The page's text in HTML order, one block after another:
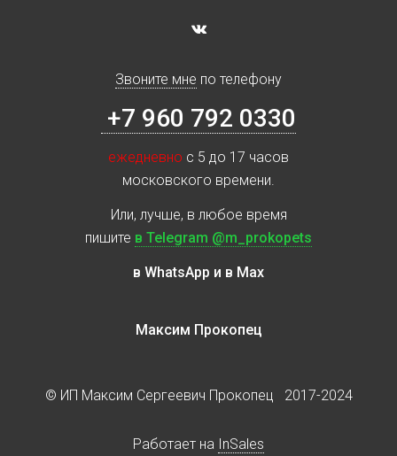
Звоните мне по телефону
+7 960 792 0330
ежедневно с 5 до 17 часов
московского времени.
Или, лучше, в любое время
пишите в Telegram @m_prokopets
в WhatsApp и в Max
Максим Прокопец
© ИП Максим Сергеевич Прокопец 2017-2024
Работает на InSales